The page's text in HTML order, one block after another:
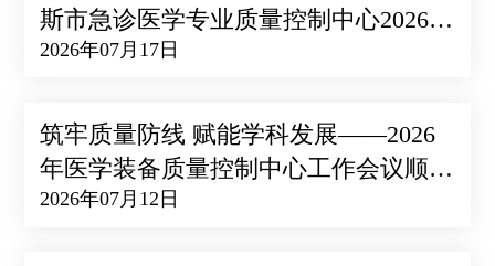
斯市急诊医学专业质量控制中心2026年
质控会议成功召开
2026年07月17日
筑牢质量防线 赋能学科发展——2026
年医学装备质量控制中心工作会议顺利
召开
2026年07月12日